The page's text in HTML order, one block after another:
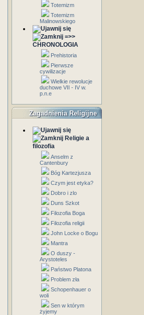
Totemizm
Totemizm
Malinowskiego
=>>
CHRONOLOGIA
Prehistoria
Pierwsze
cywilizacje
Wielkie rewolucje
duchowe VII - IV w.
p.n.e
Zagadnienia Religijne
Religie a
filozofia
Anselm z
Cantenbury
Bóg Kartezjusza
Czym jest etyka?
Dobro i zlo
Duns Szkot
Filozofia Boga
Filozofia religii
John Locke o Bogu
Mantra
O duszy -
Arystoteles
Państwo Platona
Problem zła
Schopenhauer o
woli
Sen w którym
żyjemy